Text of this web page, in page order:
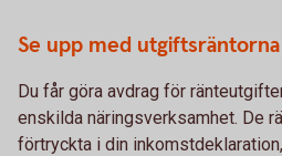
Se upp med utgiftsräntorna
Du får göra avdrag för
enskilda näringsverksamhet. De
förtryckta i din